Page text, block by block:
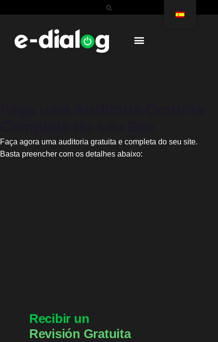
Faça agora uma auditoria gratuita e completa do seu site.
Basta preencher com os detalhes abaixo:
Recibir un
Revisión Gratuita